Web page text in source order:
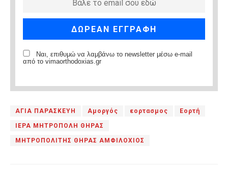
Ναι, επιθυμώ να λαμβάνω το newsletter μέσω e-mail
από το vimaorthodoxias.gr
ΑΓΙΑ ΠΑΡΑΣΚΕΥΗ Αμοργός εορτασμος Εορτή
ΙΕΡΑ ΜΗΤΡΟΠΟΛΗ ΘΗΡΑΣ
ΜΗΤΡΟΠΟΛΙΤΗΣ ΘΗΡΑΣ ΑΜΦΙΛΟΧΙΟΣ